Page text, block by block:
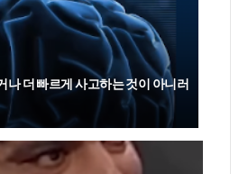
나 더 빠르게 사고하는 것이 아니러